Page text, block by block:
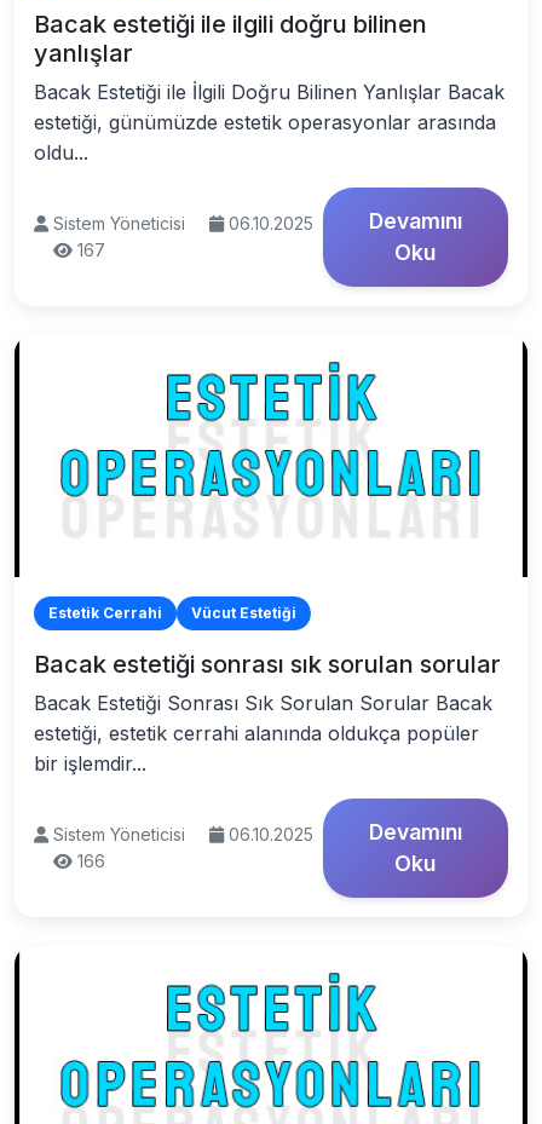
Bacak estetiği ile ilgili doğru bilinen
yanlışlar
Bacak Estetiği ile İlgili Doğru Bilinen Yanlışlar Bacak
estetiği, günümüzde estetik operasyonlar arasında
oldu...
Sistem Yöneticisi
06.10.2025
167
Devamını
Oku
Estetik Cerrahi Vücut Estetiği
Bacak estetiği sonrası sık sorulan sorular
Bacak Estetiği Sonrası Sık Sorulan Sorular Bacak
estetiği, estetik cerrahi alanında oldukça popüler
bir işlemdir...
Sistem Yöneticisi
06.10.2025
166
Devamını
Oku